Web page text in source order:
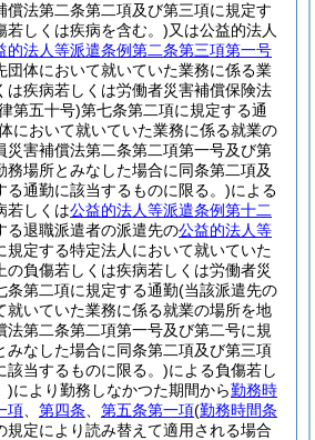
償法第二条第二項及び第三項に規定す
若しくは疾病を含む。)又は公益的法人
的法人等派遣条例第二条第三項第一号
団体において就いていた業務に係る業
は疾病若しくは労働者災害補償保険法
第五十号)第七条第二項に規定する通
において就いていた業務に係る就業の
災害補償法第二条第二項第一号及び第
務場所とみなした場合に同条第二項及
る通勤に該当するものに限る。)による
若しくは公益的法人等派遣条例第十二
る退職派遣者の派遣先の公益的法人等
規定する特定法人において就いていた
の負傷若しくは疾病若しくは労働者災
条第二項に規定する通勤(当該派遣先の
就いていた業務に係る就業の場所を地
法第二条第二項第一号及び第二号に規
みなした場合に同条第二項及び第三項
該当するものに限る。)による負傷若し
)により勤務しなかつた期間から勤務時
項
第四条 第五条第一項(勤務時間条
規定により読み替えて適用される場合